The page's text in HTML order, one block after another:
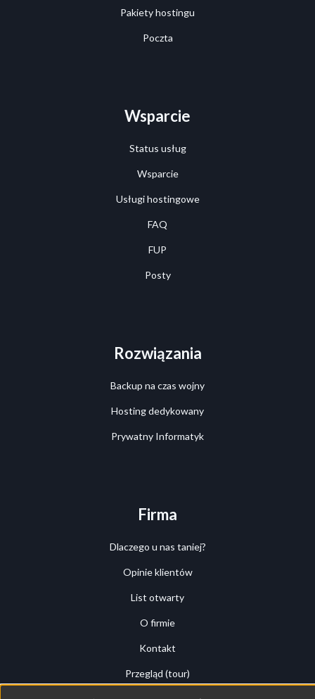
Pakiety hostingu
Poczta
Wsparcie
Status usług
Wsparcie
Usługi hostingowe
FAQ
FUP
Posty
Rozwiązania
Backup na czas wojny
Hosting dedykowany
Prywatny Informatyk
Firma
Dlaczego u nas taniej?
Opinie klientów
List otwarty
O firmie
Kontakt
Przegląd (tour)